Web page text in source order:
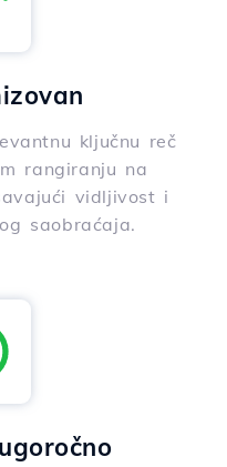
ključnu reč
rangiranju na
vidljivost i
saobraćaja.